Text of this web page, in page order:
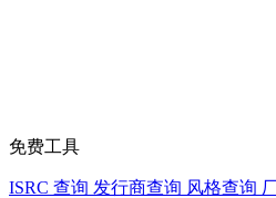
免费工具
ISRC 查询 发行商查询 风格查询